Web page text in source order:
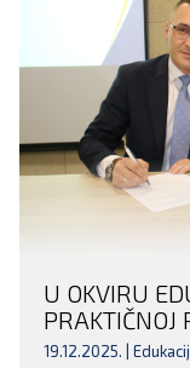
U OKVIRU
PRAKTIČNOJ
ODUZIMANJU
19.12.2025. |